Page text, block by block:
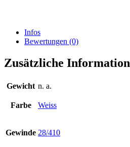
Dosen(73)
Feinzerstäuber
Infos
Bewertungen (0)
Zusätzliche Information
Gewicht n. a.
Farbe Weiss
Gewinde 28/410